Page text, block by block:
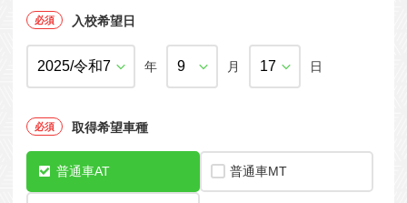
大型特殊+けん引
大型車+大型特殊+けん引
初心運転者の処分と再試験
停止処分を受けた方の再取得
入校希望日
年 月 日
取得希望車種
普通車AT 普通車MT